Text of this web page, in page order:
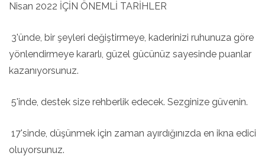
Nisan 2022 İÇİN ÖNEMLİ TARİHLER
3'ünde, bir şeyleri değiştirmeye, kaderinizi ruhunuza göre
yönlendirmeye kararlı, güzel gücünüz sayesinde puanlar
kazanıyorsunuz.
5'inde, destek size rehberlik edecek. Sezginize güvenin.
17'sinde, düşünmek için zaman ayırdığınızda en ikna edici
oluyorsunuz.